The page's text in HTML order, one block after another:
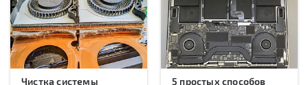
Чистка системы
5 простых способов